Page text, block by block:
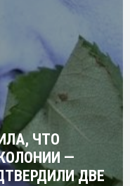
ЧТО
—
ДВЕ